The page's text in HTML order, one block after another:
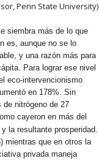
Penn State University)
siembra más de lo que
es, aunque no se lo
y una razón más para
Para lograr ese nivel
eco-intervencionismo
en 178%. Sin
nitrógeno de 27
cayeron en más del
la resultante prosperidad.
mientras que en otros la
privada maneja